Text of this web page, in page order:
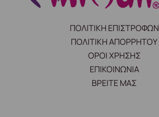
ΠΟΛΙΤΙΚΗ ΕΠΙΣΤΡΟΦΩΝ
ΠΟΛΙΤΙΚΗ ΑΠΟΡΡΗΤΟΥ
ΟΡΟΙ ΧΡΗΣΗΣ
ΕΠΙΚΟΙΝΩΝΙΑ
ΒΡΕΙΤΕ ΜΑΣ